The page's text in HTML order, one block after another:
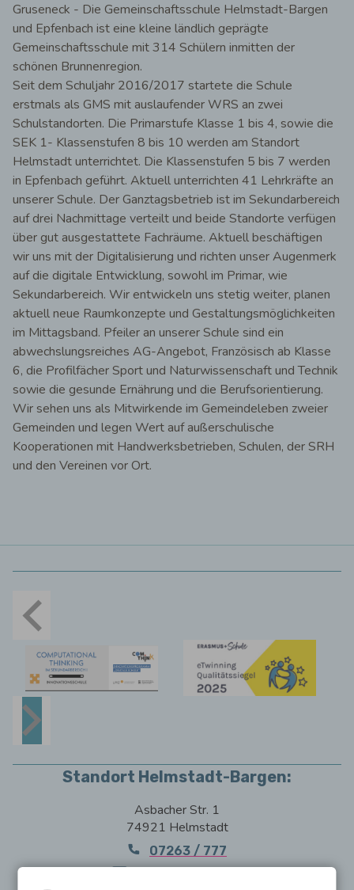
Gruseneck - Die Gemeinschaftsschule Helmstadt-Bargen
und Epfenbach ist eine kleine ländlich geprägte
Gemeinschaftsschule mit 314 Schülern inmitten der
schönen Brunnenregion.
Seit dem Schuljahr 2016/2017 startete die Schule
erstmals als GMS mit auslaufender WRS an zwei
Schulstandorten. Die Primarstufe Klasse 1 bis 4, sowie die
SEK 1- Klassenstufen 8 bis 10 werden am Standort
Helmstadt unterrichtet. Die Klassenstufen 5 bis 7 werden
in Epfenbach geführt. Aktuell unterrichten 41 Lehrkräfte an
unserer Schule. Der Ganztagsbetrieb ist im Sekundarbereich
auf drei Nachmittage verteilt und beide Standorte verfügen
über gut ausgestattete Fachräume. Aktuell beschäftigen
wir uns mit der Digitalisierung und richten unser Augenmerk
auf die digitale Entwicklung, sowohl im Primar, wie
Sekundarbereich. Wir entwickeln uns stetig weiter, planen
aktuell neue Raumkonzepte und Gestaltungsmöglichkeiten
im Mittagsband. Pfeiler an unserer Schule sind ein
abwechslungsreiches AG-Angebot, Französisch ab Klasse
6, die Profilfächer Sport und Naturwissenschaft und Technik
sowie die gesunde Ernährung und die Berufsorientierung.
Wir sehen uns als Mitwirkende im Gemeindeleben zweier
Gemeinden und legen Wert auf außerschulische
Kooperationen mit Handwerksbetrieben, Schulen, der SRH
und den Vereinen vor Ort.
Standort Helmstadt-Bargen:
Asbacher Str. 1
74921 Helmstadt
07263 / 777